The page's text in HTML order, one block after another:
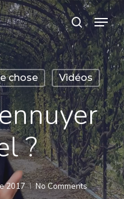
search
Menu
chose Vidéos
?
2017 No Comments
Close
Menu